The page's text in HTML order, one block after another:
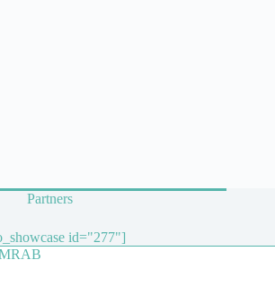
Partners
id="277"]